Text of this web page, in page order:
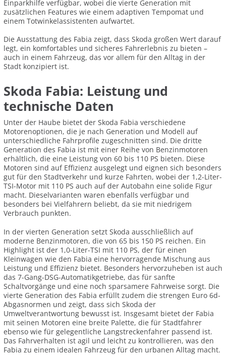
Einparkhilfe verfügbar, wobei die vierte Generation mit
zusätzlichen Features wie einem adaptiven Tempomat und
einem Totwinkelassistenten aufwartet.
Die Ausstattung des Fabia zeigt, dass Skoda großen Wert darauf
legt, ein komfortables und sicheres Fahrerlebnis zu bieten –
auch in einem Fahrzeug, das vor allem für den Alltag in der
Stadt konzipiert ist.
Skoda Fabia: Leistung und
technische Daten
Unter der Haube bietet der Skoda Fabia verschiedene
Motorenoptionen, die je nach Generation und Modell auf
unterschiedliche Fahrprofile zugeschnitten sind. Die dritte
Generation des Fabia ist mit einer Reihe von Benzinmotoren
erhältlich, die eine Leistung von 60 bis 110 PS bieten. Diese
Motoren sind auf Effizienz ausgelegt und eignen sich besonders
gut für den Stadtverkehr und kurze Fahrten, wobei der 1,2-Liter-
TSI-Motor mit 110 PS auch auf der Autobahn eine solide Figur
macht. Dieselvarianten waren ebenfalls verfügbar und
besonders bei Vielfahrern beliebt, da sie mit niedrigem
Verbrauch punkten.
In der vierten Generation setzt Skoda ausschließlich auf
moderne Benzinmotoren, die von 65 bis 150 PS reichen. Ein
Highlight ist der 1,0-Liter-TSI mit 110 PS, der für einen
Kleinwagen wie den Fabia eine hervorragende Mischung aus
Leistung und Effizienz bietet. Besonders hervorzuheben ist auch
das 7-Gang-DSG-Automatikgetriebe, das für sanfte
Schaltvorgänge und eine noch sparsamere Fahrweise sorgt. Die
vierte Generation des Fabia erfüllt zudem die strengen Euro 6d-
Abgasnormen und zeigt, dass sich Skoda der
Umweltverantwortung bewusst ist. Insgesamt bietet der Fabia
mit seinen Motoren eine breite Palette, die für Stadtfahrer
ebenso wie für gelegentliche Langstreckenfahrer passend ist.
Das Fahrverhalten ist agil und leicht zu kontrollieren, was den
Fabia zu einem idealen Fahrzeug für den urbanen Alltag macht.